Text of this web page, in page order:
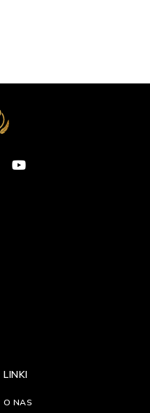
LINKI
O NAS